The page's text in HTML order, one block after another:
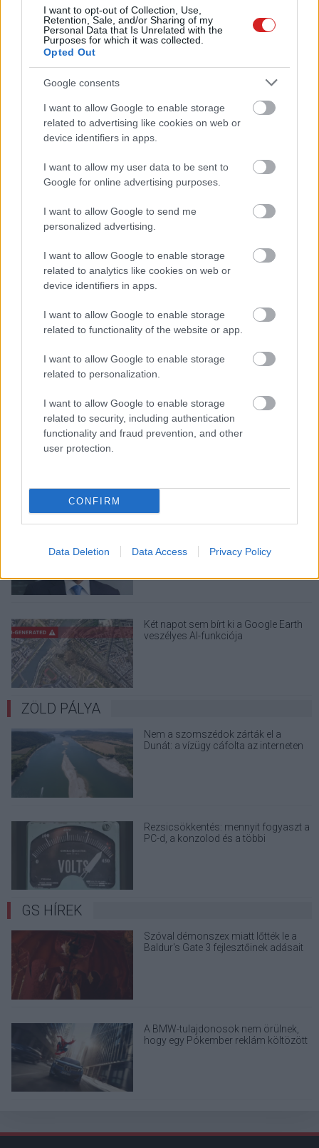
I want to opt-out of Collection, Use,
Retention, Sale, and/or Sharing of my
Personal Data that Is Unrelated with the
Purposes for which it was collected.
Opted Out
Google consents
I want to allow Google to enable storage
related to advertising like cookies on web or
device identifiers in apps.
I want to allow my user data to be sent to
Google for online advertising purposes.
I want to allow Google to send me
personalized advertising.
I want to allow Google to enable storage
related to analytics like cookies on web or
device identifiers in apps.
I want to allow Google to enable storage
related to functionality of the website or app.
I want to allow Google to enable storage
related to personalization.
I want to allow Google to enable storage
related to security, including authentication
functionality and fraud prevention, and other
user protection.
CONFIRM
Data Deletion Data Access Privacy Policy
KÖVESS FACEBOOKON!
LEGOLVASOTTABBAK
Rezsicsökkentés: mennyit fogyaszt a
PC-d, a konzolod és a többi
elektronikai eszközöd?
Napelem sem kell hozzá: ez a
konnektoros akkumulátor lehet a
takarékos otthonok következő nagy
dobása
ügynökök is kijuthattak az elszigetelt
tesztkörnyezetből
Drónokat tölt és aknamezőn is
a Windows 32 GB RAM-ot ajánló
útmutatóját
Két napot sem bírt ki a Google Earth
veszélyes AI-funkciója
ZÖLD PÁLYA
Nem a szomszédok zárták el a
Dunát: a vízügy cáfolta az interneten
Rezsicsökkentés: mennyit fogyaszt a
PC-d, a konzolod és a többi
GS HÍREK
Szóval démonszex miatt lőtték le a
Baldur's Gate 3 fejlesztőinek adásait
A BMW-tulajdonosok nem örülnek,
hogy egy Pókember reklám költözött